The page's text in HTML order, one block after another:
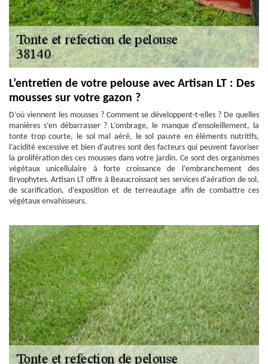
L’entretien de votre pelouse avec Artisan LT : Des
mousses sur votre gazon ?
D’où viennent les mousses ? Comment se développent-t-elles ? De quelles
manières s’en débarrasser ? L’ombrage, le manque d'ensoleillement, la
tonte trop courte, le sol mal aéré, le sol pauvre en éléments nutritifs,
l’acidité excessive et bien d’autres sont des facteurs qui peuvent favoriser
la prolifération des ces mousses dans votre jardin. Ce sont des organismes
végétaux unicellulaire à forte croissance de l’embranchement des
Bryophytes. Artisan LT offre à Beaucroissant ses services d’aération de sol,
de scarification, d’exposition et de terreautage afin de combattre ces
végétaux envahisseurs.